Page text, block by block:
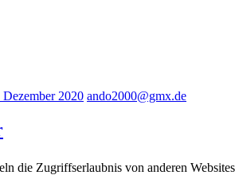
Entwickler
Programmierer/
Dezember 2020 ando2000@gmx.de
die Zugriffserlaubnis von anderen